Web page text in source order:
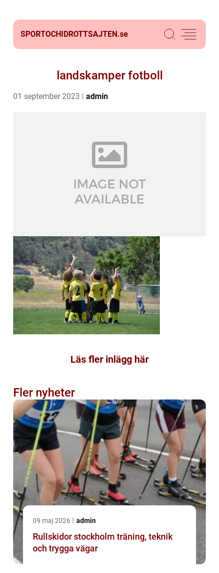
SPORTOCHIDROTTSAJTEN.se
landskamper fotboll
01 september 2023 admin
Läs fler inlägg här
Fler nyheter
09 maj 2026 admin
Rullskidor stockholm träning, teknik
och trygga vägar